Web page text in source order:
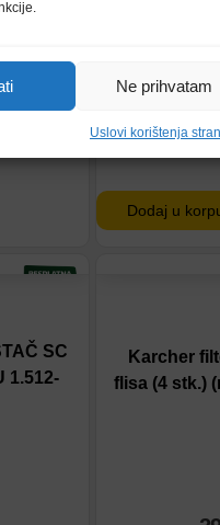
Ne prihvatam
Uslovi korištenja
Dodaj u
SC
1.512-
Karcher
flisa (4 stk.)